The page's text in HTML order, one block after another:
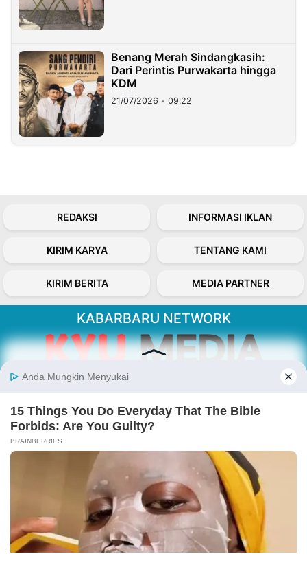
Benang Merah Sindangkasih:
Dari Perintis Purwakarta hingga
KDM
21/07/2026 - 09:22
REDAKSI INFORMASI IKLAN
KIRIM KARYA TENTANG KAMI
KIRIM BERITA MEDIA PARTNER
KABARBARU NETWORK
Kabarbaru.co menyajikan berita aktual dan
inspiratif dari sudut pandang berbaik sangka
Follow Kabarbaru